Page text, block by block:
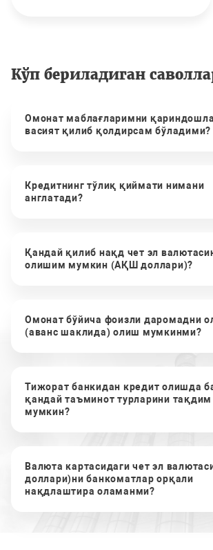
Кўп бериладиган
Омонат маблағларимни
васият қилиб қолдирсам бўладими?
Кредитнинг тўлиқ қиймати нимани
англатади?
Қандай қилиб нақд чет эл
олишим мумкин (АҚШ доллари)?
Омонат бўйича фоизли даромадни
(аванс шаклида) олиш мумкинми?
Тижорат банкидан кредит олишда
қандай таъминот турларини
мумкин?
Валюта картасидаги чет эл
доллари)ни банкоматлар орқали
нақдлаштира оламанми?